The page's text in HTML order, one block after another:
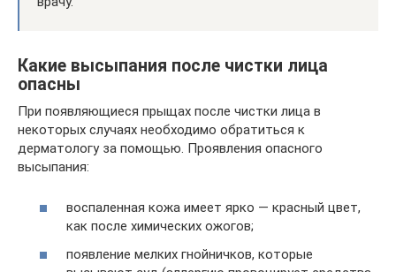
Какие высыпания после чистки лица
опасны
При появляющиеся прыщах после чистки лица в
некоторых случаях необходимо обратиться к
дерматологу за помощью. Проявления опасного
высыпания:
воспаленная кожа имеет ярко — красный цвет,
как после химических ожогов;
появление мелких гнойничков, которые